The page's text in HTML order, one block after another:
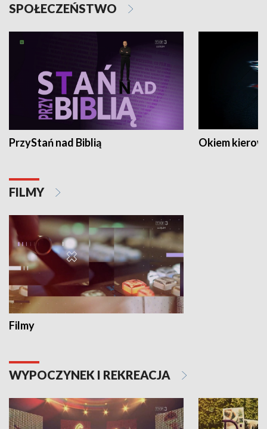
SPOŁECZEŃSTWO
PrzyStań nad Biblią Okiem
FILMY
Filmy
WYPOCZYNEK I REKREACJA